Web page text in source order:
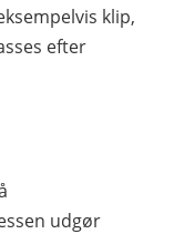
klip,
efter
udgør